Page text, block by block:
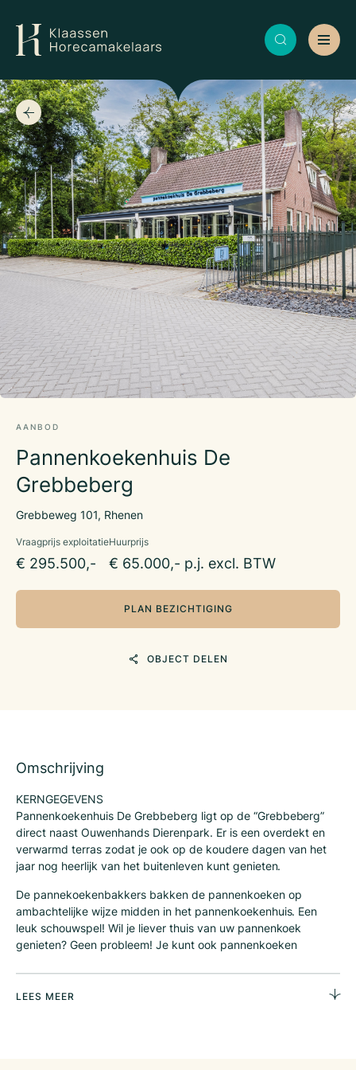
AANBOD
Pannenkoekenhuis De
Grebbeberg
Grebbeweg 101, Rhenen
Vraagprijs exploitatie
€ 295.500,-
Huurprijs
€ 65.000,- p.j. excl. BTW
PLAN BEZICHTIGING
OBJECT DELEN
Omschrijving
KERNGEGEVENS
Pannenkoekenhuis De Grebbeberg ligt op de “Grebbeberg”
direct naast Ouwenhands Dierenpark. Er is een overdekt en
verwarmd terras zodat je ook op de koudere dagen van het
jaar nog heerlijk van het buitenleven kunt genieten.
De pannekoekenbakkers bakken de pannenkoeken op
ambachtelijke wijze midden in het pannenkoekenhuis. Een
leuk schouwspel! Wil je liever thuis van uw pannenkoek
genieten? Geen probleem! Je kunt ook pannenkoeken
de week open van 12-20 uur. Dit leuke en gezellige
pannenkoekenhuis is gevestigd in een modern vrijstaand
LEES MEER